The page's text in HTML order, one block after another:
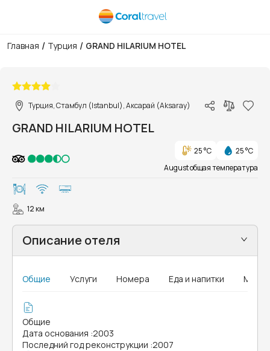
Главная / Турция / GRAND HILARIUM HOTEL
Турция, Стамбул (Istanbul), Аксарай (Aksaray)
GRAND HILARIUM HOTEL
25 °C
25 °C
August общая температура
12 км
Описание отеля
Общие Услуги Номера Еда и напитки MICE
Общие
Дата основания :2003
Последний год реконструкции :2007